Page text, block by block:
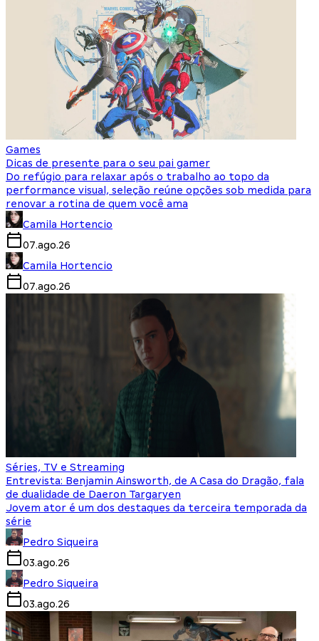
Games
Dicas de presente para o seu pai gamer
Do refúgio para relaxar após o trabalho ao topo da
performance visual, seleção reúne opções sob medida para
renovar a rotina de quem você ama
Camila Hortencio
07.ago.26
Camila Hortencio
07.ago.26
Séries, TV e Streaming
Entrevista: Benjamin Ainsworth, de A Casa do Dragão, fala
de dualidade de Daeron Targaryen
Jovem ator é um dos destaques da terceira temporada da
série
Pedro Siqueira
03.ago.26
Pedro Siqueira
03.ago.26